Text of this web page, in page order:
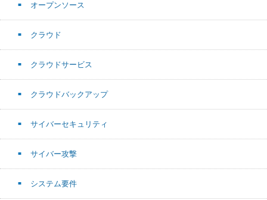
オープンソース
クラウド
クラウドサービス
クラウドバックアップ
サイバーセキュリティ
サイバー攻撃
システム要件